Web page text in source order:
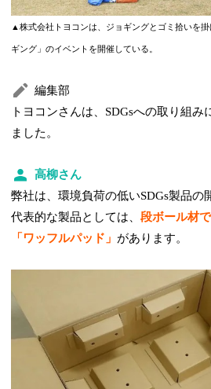
▲株式会社トヨコンは、ジョギングとゴミ拾いを掛
ギング」のイベントを開催している。
編集部
トヨコンさんは、SDGsへの取り組
ました。
高柳さん
弊社は、環境負荷の低いSDGs製品の
代表的な製品としては、段ボール材
「ワッフルパッド」 があります。